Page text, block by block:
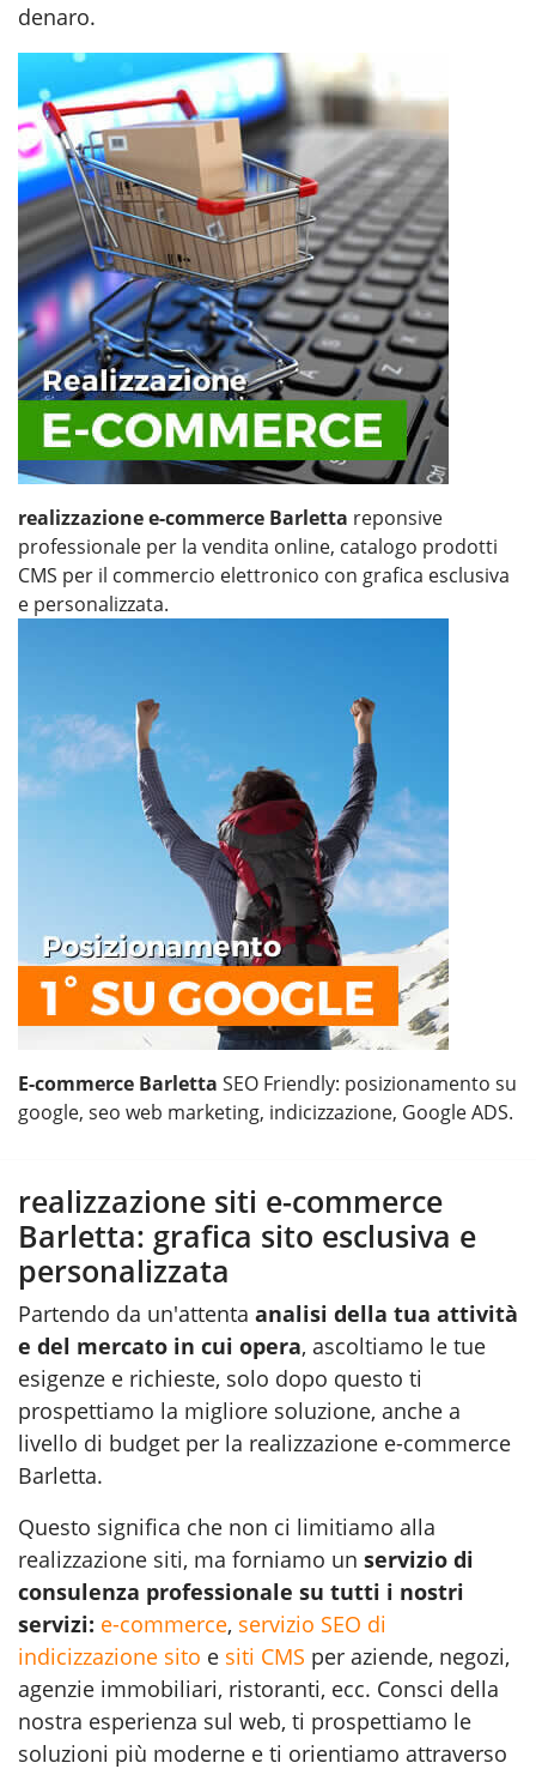
denaro.
realizzazione e-commerce Barletta reponsive
professionale per la vendita online, catalogo prodotti
CMS per il commercio elettronico con grafica esclusiva
e personalizzata.
E-commerce Barletta SEO Friendly: posizionamento su
google, seo web marketing, indicizzazione, Google ADS.
realizzazione siti e-commerce
Barletta: grafica sito esclusiva e
personalizzata
Partendo da un'attenta analisi della tua attività
e del mercato in cui opera, ascoltiamo le tue
esigenze e richieste, solo dopo questo ti
prospettiamo la migliore soluzione, anche a
livello di budget per la realizzazione e-commerce
Barletta.
Questo significa che non ci limitiamo alla
realizzazione siti, ma forniamo un servizio di
consulenza professionale su tutti i nostri
servizi: e-commerce, servizio SEO di
indicizzazione sito e siti CMS per aziende, negozi,
agenzie immobiliari, ristoranti, ecc. Consci della
nostra esperienza sul web, ti prospettiamo le
soluzioni più moderne e ti orientiamo attraverso